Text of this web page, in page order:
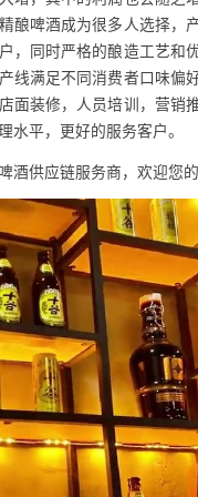
酿啤酒成为很多人选择，
，同时严格的酿造工艺和
线满足不同消费者口味偏
面装修，人员培训，营销
水平，更好的服务客户。
酒供应链服务商，欢迎您的